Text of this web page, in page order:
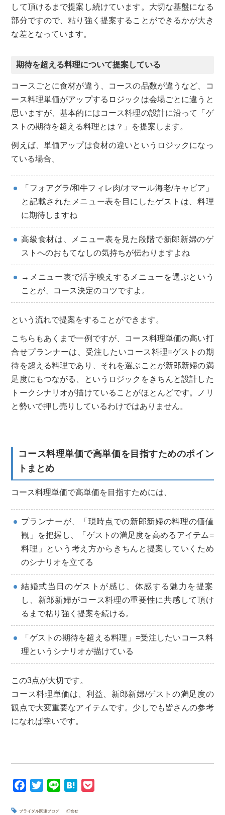
して頂けるまで提案し続けています。大切な基盤になる
部分ですので、粘り強く提案することができるかが大き
な差となっています。
期待を超える料理について提案している
コースごとに食材が違う、コースの品数が違うなど、コ
ース料理単価がアップするロジックは会場ごとに違うと
思いますが、基本的にはコース料理の設計に沿って「ゲ
ストの期待を超える料理とは？」を提案します。
例えば、単価アップは食材の違いというロジックになっ
ている場合、
「フォアグラ/和牛フィレ肉/オマール海老/キャビア」
と記載されたメニュー表を目にしたゲストは、料理
に期待しますね
高級食材は、メニュー表を見た段階で新郎新婦のゲ
ストへのおもてなしの気持ちが伝わりますよね
→メニュー表で活字映えするメニューを選ぶという
ことが、コース決定のコツですよ。
という流れで提案をすることができます。
こちらもあくまで一例ですが、コース料理単価の高い打
合せプランナーは、受注したいコース料理=ゲストの期
待を超える料理であり、それを選ぶことが新郎新婦の満
足度にもつながる、というロジックをきちんと設計した
トークシナリオが描けていることがほとんどです。ノリ
と勢いで押し売りしているわけではありません。
コース料理単価で高単価を目指すためのポイン
トまとめ
コース料理単価で高単価を目指すためには、
プランナーが、「現時点での新郎新婦の料理の価値
観」を把握し、「ゲストの満足度を高めるアイテム=
料理」という考え方からきちんと提案していくため
のシナリオを立てる
結婚式当日のゲストが感じ、体感する魅力を提案
し、新郎新婦がコース料理の重要性に共感して頂け
るまで粘り強く提案を続ける。
「ゲストの期待を超える料理」=受注したいコース料
理というシナリオが描けている
この3点が大切です。
コース料理単価は、利益、新郎新婦/ゲストの満足度の
観点で大変重要なアイテムです。少しでも皆さんの参考
になれば幸いです。
c
i
H
t
ブライダル関連ブログ 打合せ